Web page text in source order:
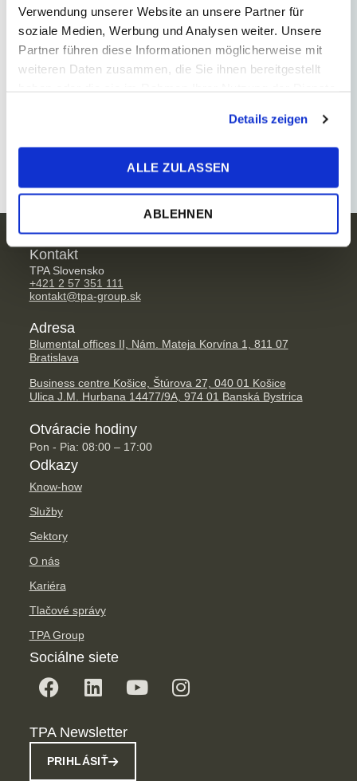
Verwendung unserer Website an unsere Partner für
soziale Medien, Werbung und Analysen weiter. Unsere
Partner führen diese Informationen möglicherweise mit
weiteren Daten zusammen, die Sie ihnen bereitgestellt
Details zeigen
ALLE ZULASSEN
ABLEHNEN
SLUŽBY
Kontakt
TPA Slovensko
+421 2 57 351 111
kontakt@tpa-group.sk
Adresa
Blumental offices II, Nám. Mateja Korvína 1, 811 07
Bratislava
Business centre Košice, Štúrova 27, 040 01 Košice
Ulica J.M. Hurbana 14477/9A, 974 01 Banská Bystrica
Otváracie hodiny
Pon - Pia: 08:00 – 17:00
Odkazy
Know-how
Služby
Sektory
O nás
Kariéra
Tlačové správy
TPA Group
Sociálne siete
TPA Newsletter
PRIHLÁSIŤ